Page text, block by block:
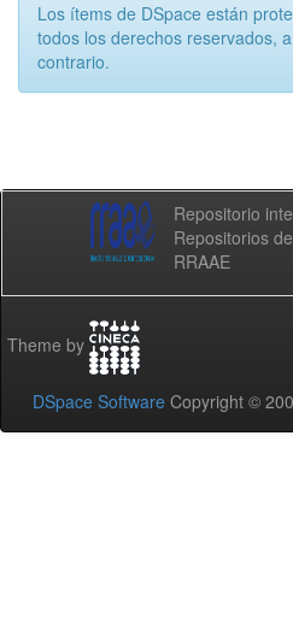
Los ítems de DSpace están
todos los derechos reservados,
contrario.
Repositorio
Repositorios
RRAAE
Theme by
DSpace Software Copyright ©